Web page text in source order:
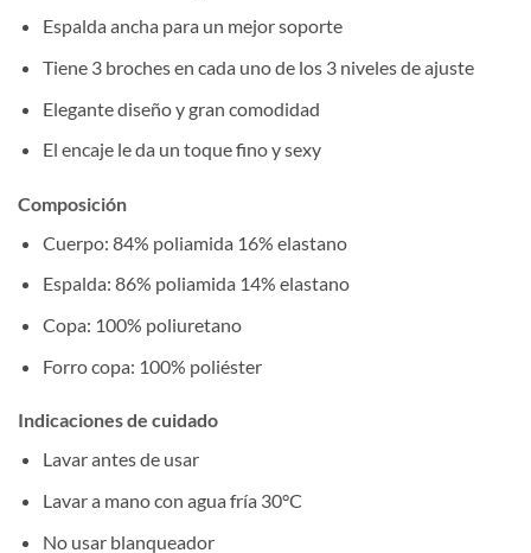
Espalda ancha para un mejor soporte
Tiene 3 broches en cada uno de los 3 niveles de ajuste
Elegante diseño y gran comodidad
El encaje le da un toque fino y sexy
Composición
Cuerpo: 84% poliamida 16% elastano
Espalda: 86% poliamida 14% elastano
Copa: 100% poliuretano
Forro copa: 100% poliéster
Indicaciones de cuidado
Lavar antes de usar
Lavar a mano con agua fría 30°C
No usar blanqueador